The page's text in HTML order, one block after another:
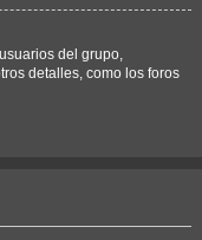
del grupo,
detalles, como los foros